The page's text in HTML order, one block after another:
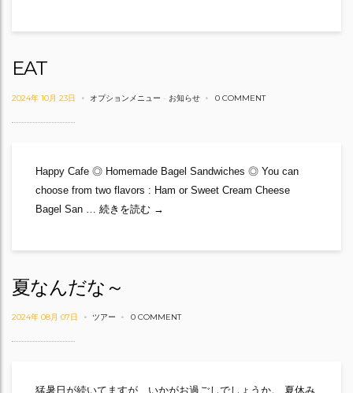
EAT
2024年 10月 23日 オプションメニュー - お知らせ 0 COMMENT
Happy Cafe ◎ Homemade Bagel Sandwiches ◎ You can
choose from two flavors : Ham or Sweet Cream Cheese
Bagel San … 続きを読む EAT
→
夏なんだな～
2024年 08月 07日 ツアー 0 COMMENT
猛暑日が続いてますが、いかがお過ごしでしょうか。 夏休み